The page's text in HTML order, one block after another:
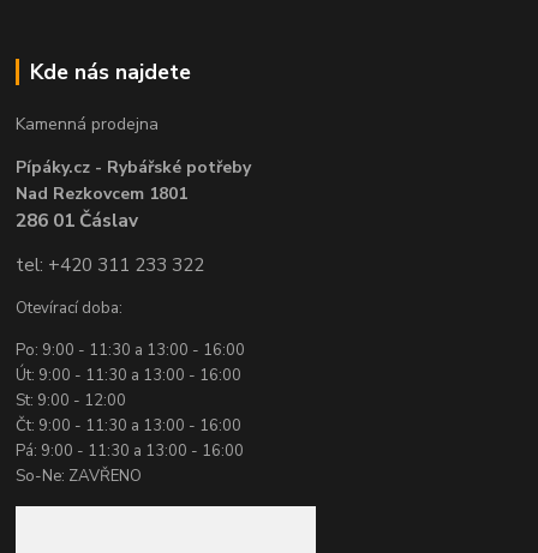
Kde nás najdete
Kamenná prodejna
Pípáky.cz - Rybářské potřeby
Nad Rezkovcem 1801
286 01 Čáslav
tel: +420 311 233 322
Otevírací doba:
Po: 9:00 - 11:30 a 13:00 - 16:00
Út: 9:00 - 11:30 a 13:00 - 16:00
St: 9:00 - 12:00
Čt: 9:00 - 11:30 a 13:00 - 16:00
Pá: 9:00 - 11:30 a 13:00 - 16:00
So-Ne: ZAVŘENO